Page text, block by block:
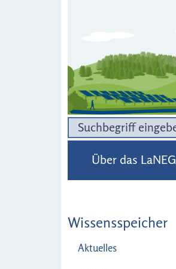
Über das LaNEG
Wissensspeicher
Aktuelles